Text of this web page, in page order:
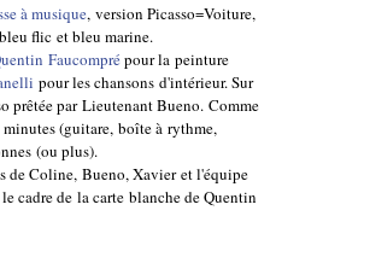
à musique, version Picasso=Voiture,
flic et bleu marine.
Faucomprépour la peinture
pour les chansons d'intérieur. Sur
prêtée par Lieutenant Bueno. Comme
(guitare, boîte à rythme,
(ou plus).
de Coline, Bueno, Xavier et l'équipe
cadre de la carte blanche de Quentin